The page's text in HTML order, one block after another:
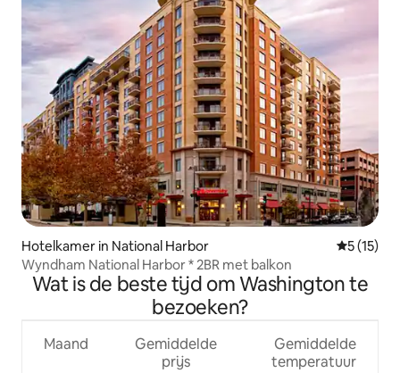
Hotelkamer in National Harbor
5 (15)
Wyndham National Harbor * 2BR met balkon
Wat is de beste tijd om Washington te
bezoeken?
Maand
Gemiddelde
prijs
Gemiddelde
temperatuur